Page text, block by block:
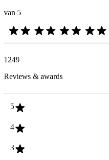
van 5
1249
Reviews & awards
5
4
3